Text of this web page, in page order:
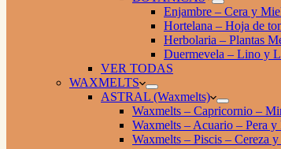
Enjambre – Cera y
Hortelana – Hoja de
Herbolaria – Plantas
Duermevela – Lino y
VER TODAS
WAXMELTS
ASTRAL (Waxmelts)
Waxmelts – Capricornio –
Waxmelts – Acuario – Pera y
Waxmelts – Piscis – Cereza y